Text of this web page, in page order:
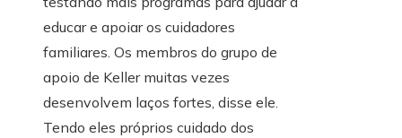
educar e apoiar os cuidadores
familiares. Os membros do grupo de
apoio de Keller muitas vezes
desenvolvem laços fortes, disse ele.
Tendo eles próprios cuidado dos